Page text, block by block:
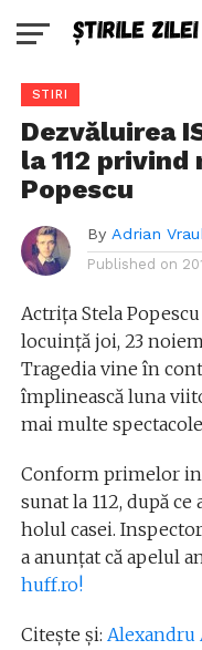
STIRI
Dezvăluirea
la 112
Popescu
By Adrian
Published on
Actrița Stela
locuință joi, 23
Tragedia vine în
împlinească luna
mai multe
Conform primelor
sunat la 112, după
holul casei.
a anunțat că apelul
huff.ro!
Citește și: Alexandru